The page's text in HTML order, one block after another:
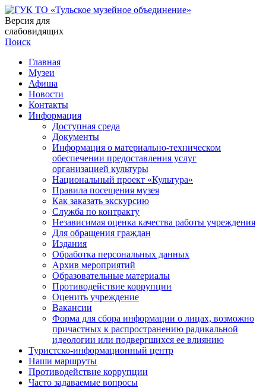
Версия для
слабовидящих
Поиск
Главная
Музеи
Афиша
Новости
Контакты
Информация
Доступная среда
Документы
Информация о материально-техническом
обеспечении предоставления услуг
организацией культуры
Национальный проект «Культура»
Правила посещения музея
Как заказать экскурсию
Служба по контракту
Независимая оценка качества работы учреждения
Для обращения граждан
Издания
Обработка персональных данных
Архив мероприятий
Образовательные материалы
Противодействие коррупции
Оценить учреждение
Вакансии
Форма для сбора информации о лицах, возможно
причастных к распространению радикальной
идеологии или подвергшихся ее влиянию
Туристско-информационный центр
Наши маршруты
Противодействие коррупции
Часто задаваемые вопросы